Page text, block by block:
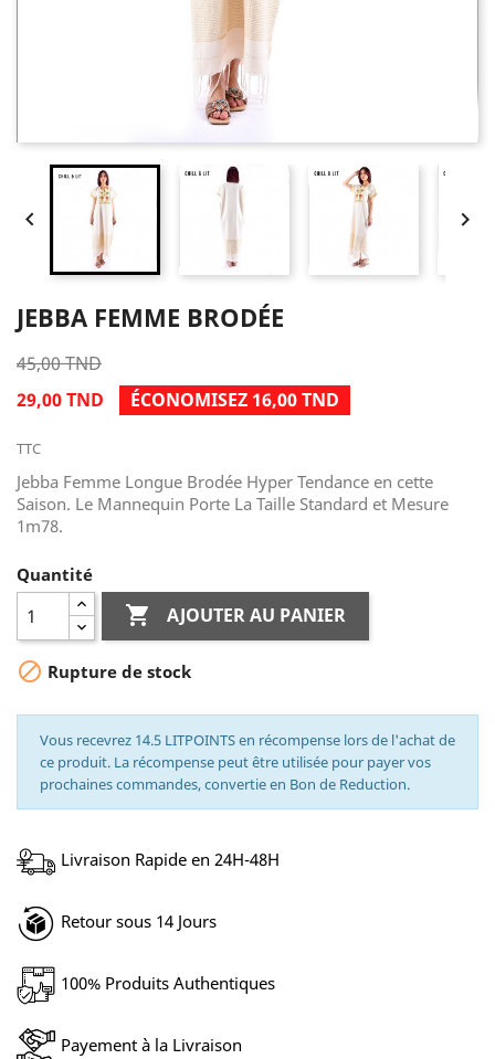
 
JEBBA FEMME BRODÉE
45,00 TND
29,00 TND
ÉCONOMISEZ 16,00 TND
TTC
Jebba Femme Longue Brodée Hyper Tendance en cette
Saison. Le Mannequin Porte La Taille Standard et Mesure
1m78.
Quantité
 AJOUTER AU PANIER
 Rupture de stock
Vous recevrez 14.5 LITPOINTS en récompense lors de l'achat de
ce produit. La récompense peut être utilisée pour payer vos
prochaines commandes, convertie en Bon de Reduction.
Livraison Rapide en 24H-48H
Retour sous 14 Jours
100% Produits Authentiques
Payement à la Livraison